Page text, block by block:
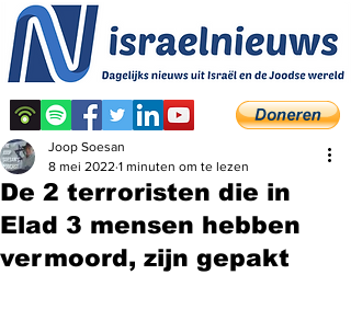
De 2 terroristen die in
Elad 3 mensen hebben
vermoord, zijn gepakt
Joop Soesan
8 mei 2022 1 minuten om te lezen